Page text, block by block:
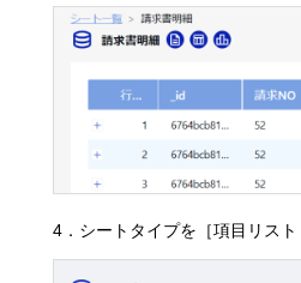
4．シートタイプを［項目リスト